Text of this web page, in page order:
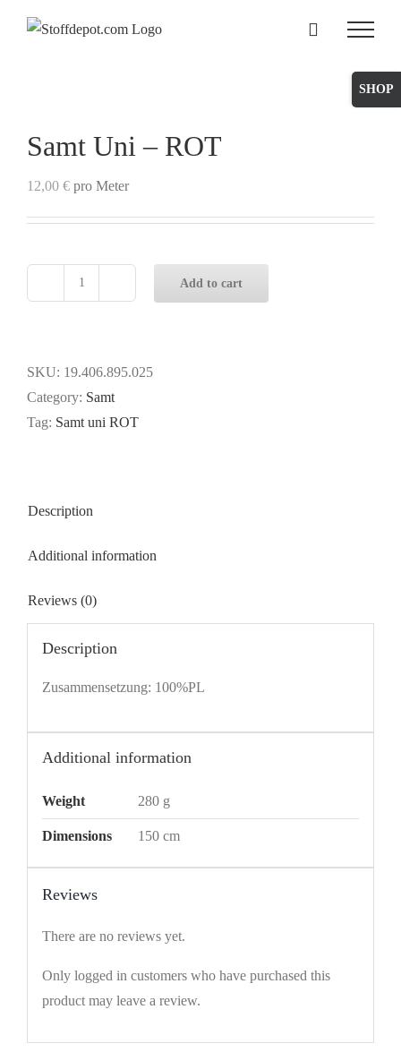
Samt Uni – ROT
12,00 € pro Meter
ROT
quantity
Add to cart
SKU: 19.406.895.025
Category: Samt
Tag: Samt uni ROT
Description
Additional information
Reviews (0)
Description
Zusammensetzung: 100%PL
Additional information
Weight 280 g
Dimensions 150 cm
Reviews
There are no reviews yet.
Only logged in customers who have purchased this
product may leave a review.
Toggle
Sliding